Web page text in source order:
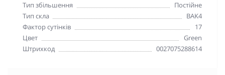
Тип збільшення
Постійне
Тип скла
BAK4
Фактор сутінків
17
Цвет
Green
Штрихкод
0027075288614